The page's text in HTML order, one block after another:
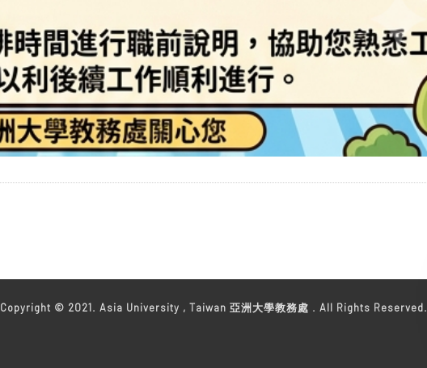
Copyright © 2021. Asia University , Taiwan 亞洲大學教務處 . All Rights Reserved.